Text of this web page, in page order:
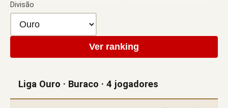
Divisão
Ver ranking
Liga Ouro · Buraco · 4 jogadores